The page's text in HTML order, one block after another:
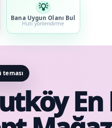
💡
Bana Uygun Olanı Bul
Hızlı yönlendirme
En